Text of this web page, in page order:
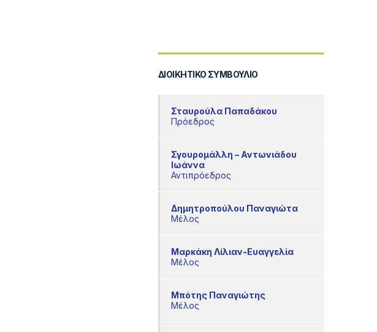
ΔΙΟΙΚΗΤΙΚΌ ΣΥΜΒΟΎΛΙΟ
Σταυρούλα Παπαδάκου
Πρόεδρος
Σγουρομάλλη – Αντωνιάδου
Ιωάννα
Αντιπρόεδρος
Δημητροπούλου Παναγιώτα
Μέλος
Μαρκάκη Λίλιαν-Ευαγγελία
Μέλος
Μπότης Παναγιώτης
Μέλος